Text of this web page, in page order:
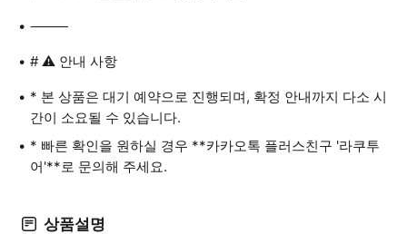
⸻
# ⚠️ 안내 사항
* 본 상품은 대기 예약으로 진행되며, 확정 안내까지 다소 시
간이 소요될 수 있습니다.
* 빠른 확인을 원하실 경우 **카카오톡 플러스친구 '라쿠투
어'**로 문의해 주세요.
상품설명